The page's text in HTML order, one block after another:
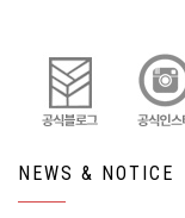
NEWS & NOTICE